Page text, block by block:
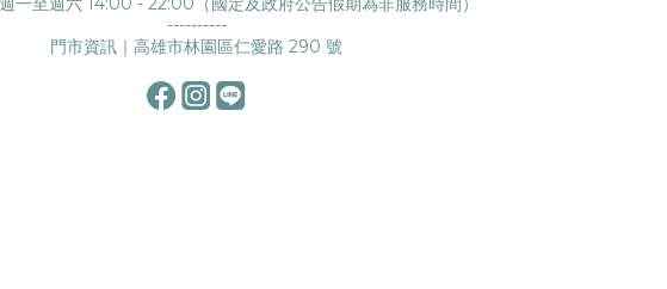
----------
門市資訊｜高雄市林園區仁愛路 290 號